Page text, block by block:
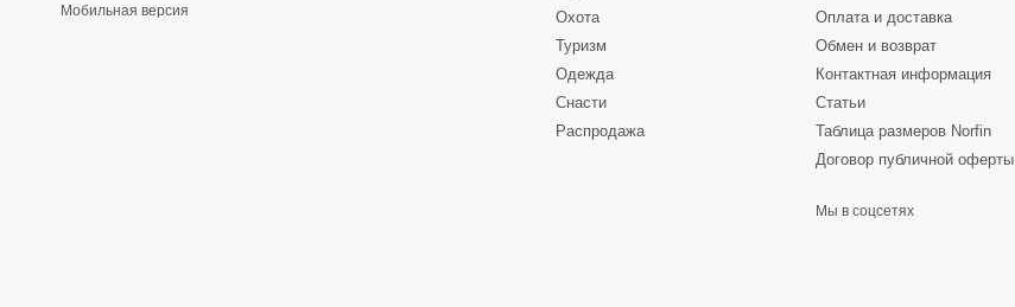
Мобильная версия
Охота
Туризм
Одежда
Снасти
Распродажа
Оплата и доставка
Обмен и возврат
Контактная информация
Статьи
Таблица размеров Norfin
Договор публичной оферты
Мы в соцсетях